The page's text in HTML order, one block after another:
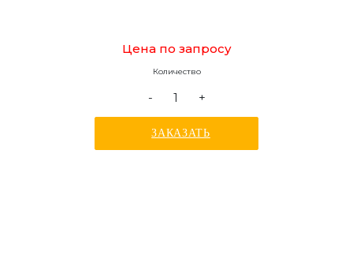
Цена по запросу
Количество
- +
ЗАКАЗАТЬ